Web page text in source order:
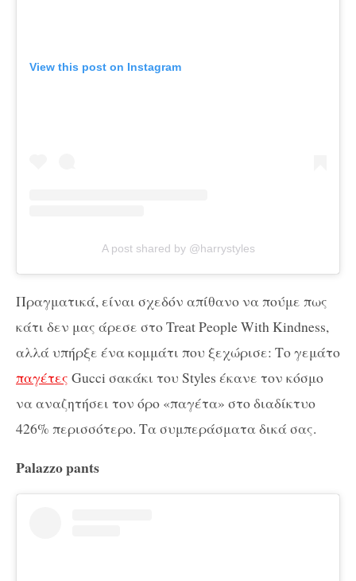
View this post on Instagram
A post shared by @harrystyles
Πραγματικά, είναι σχεδόν απίθανο να πούμε πως
κάτι δεν μας άρεσε στο Treat People With Kindness,
αλλά υπήρξε ένα κομμάτι που ξεχώρισε: Το γεμάτο
παγέτες Gucci σακάκι του Styles έκανε τον κόσμο
να αναζητήσει τον όρο «παγέτα» στο διαδίκτυο
426% περισσότερο. Τα συμπεράσματα δικά σας.
Palazzo pants